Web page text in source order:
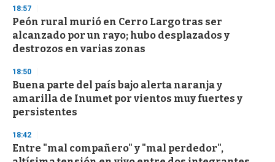
d
s
o
f
3
s
e
c
o
n
d
18:57
Peón rural murió en Cerro Largo tras ser
alcanzado por un rayo; hubo desplazados y
destrozos en varias zonas
18:50
Buena parte del país bajo alerta naranja y
amarilla de Inumet por vientos muy fuertes y
persistentes
18:42
Entre "mal compañero" y "mal perdedor",